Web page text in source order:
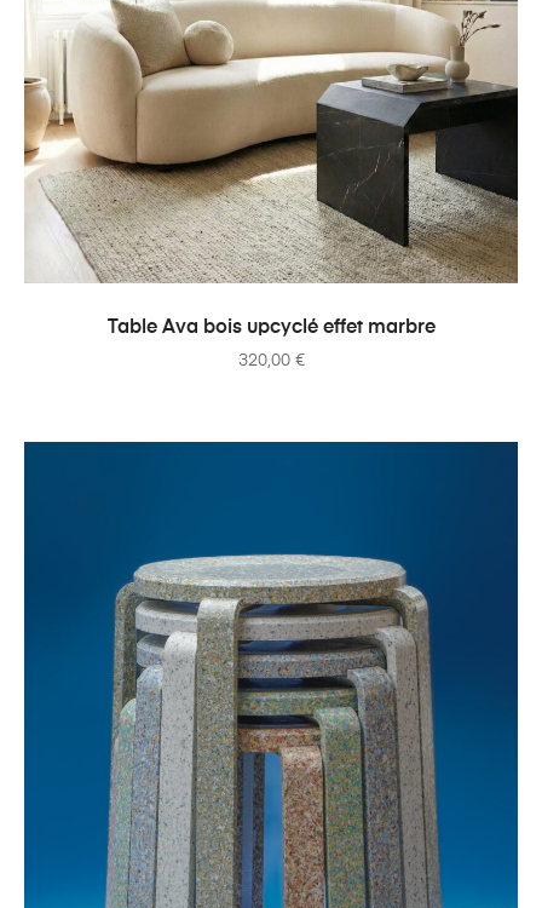
AJOUTER AU PANIER
Table Ava bois upcyclé effet marbre
320,00 €